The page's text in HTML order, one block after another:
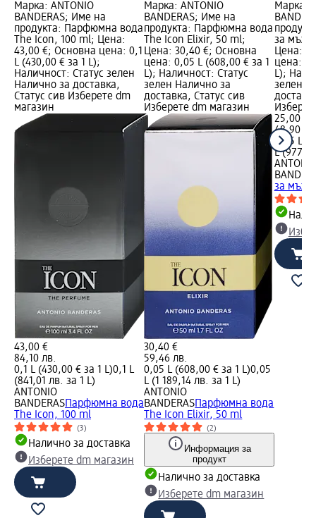
Марка: ANTONIO
BANDERAS; Име на
продукта: Парфюмна вода
The Icon, 100 ml; Цена:
43,00 €; Основна цена: 0,1
L (430,00 € за 1 L);
Наличност: Статус зелен
Налично за доставка,
Статус сив Изберете dm
магазин
43,00 €
84,10 лв.
0,1 L (430,00 € за 1 L)0,1 L
(841,01 лв. за 1 L)
ANTONIO
BANDERASПарфюмна вода
The Icon, 100 ml
(3)
Налично за доставка
Изберете dm магазин
Марка: ANTONIO
BANDERAS; Име на
продукта: Парфюмна вода
The Icon Elixir, 50 ml;
Цена: 30,40 €; Основна
цена: 0,05 L (608,00 € за 1
L); Наличност: Статус
зелен Налично за
доставка, Статус сив
Изберете dm магазин
30,40 €
59,46 лв.
0,05 L (608,00 € за 1 L)0,05
L (1 189,14 лв. за 1 L)
ANTONIO
BANDERASПарфюмна вода
The Icon Elixir, 50 ml
(2)
Информация за
продукт
Налично за доставка
Изберете dm магазин
Марка:
за мъже
Цена:
цена:
L);
зелен
25,00 €
48,90
0,05 L
L
за мъже